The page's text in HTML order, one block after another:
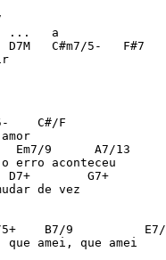
...   a
C#m7/5-   F#7
C#/F
Em7/9      A7/13
erro aconteceu
D7+        G7+
de vez
B7/9          E7/
que amei, que amei